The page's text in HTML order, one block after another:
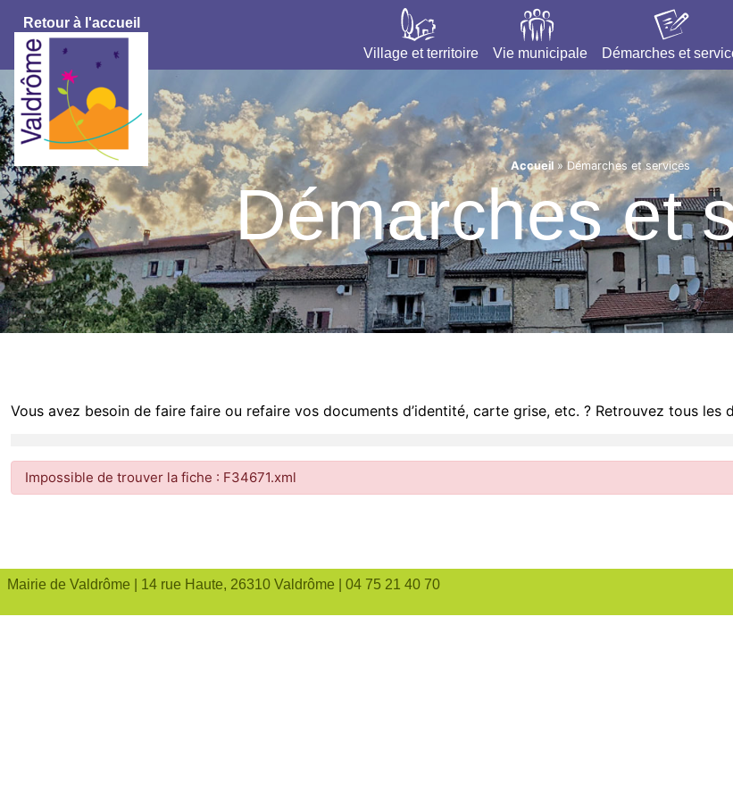
Retour à l'accueil
Village et territoire
Vie municipale Démarches et
Accueil»Démarches et services
Démarches et
Vous avez besoin de faire faire ou refaire vos documents d’identité, carte grise, etc. ? Retrouvez tous les
Impossible de trouver la fiche : F34671.xml
Mairie de Valdrôme | 14 rue Haute, 26310 Valdrôme | 04 75 21 40 70